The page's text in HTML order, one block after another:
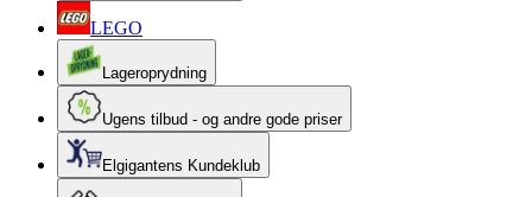
LEGO
Lageroprydning
Ugens tilbud - og andre gode priser
Elgigantens Kundeklub